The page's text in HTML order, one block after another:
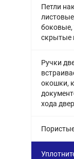
Петли
боковые,
скрытые
Ручки
окошки,
хода